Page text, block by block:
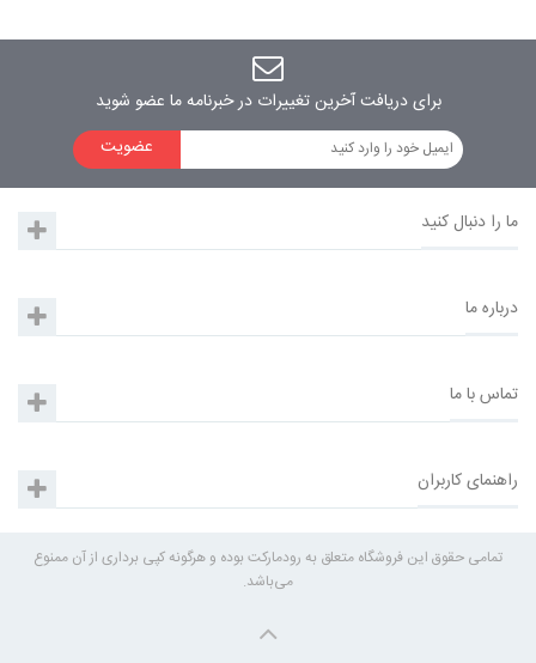
برای دریافت آخرین تغییرات در خبرنامه ما عضو شوید
عضویت
ما را دنبال کنید
درباره ما
تماس با ما
راهنمای کاربران
تمامی حقوق این فروشگاه متعلق به رودمارکت بوده و هرگونه کپی برداری از آن ممنوع
می‌باشد.